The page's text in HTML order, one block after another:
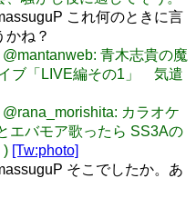
これ何のときに言
かね？
@mantanweb: 青木志貴の魔
ブ「LIVE編その1」 気遣
@rana_morishita: カラオケ
エバモア歌ったら SS3Aの
) [Tw:photo]
そこでしたか。あ